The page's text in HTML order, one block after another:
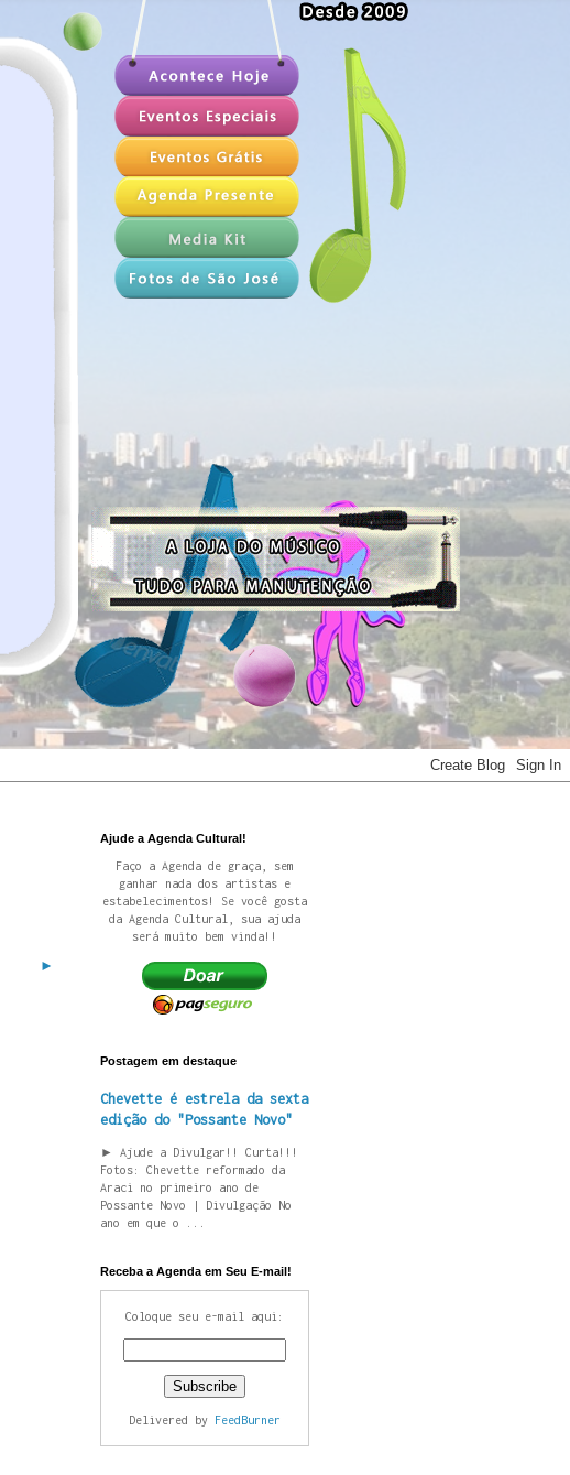
►
Ajude a Agenda Cultural!
Faço a Agenda de graça, sem
ganhar nada dos artistas e
estabelecimentos! Se você gosta
da Agenda Cultural, sua ajuda
será muito bem vinda!!
Postagem em destaque
Chevette é estrela da sexta
edição do "Possante Novo"
► Ajude a Divulgar!! Curta!!!
Fotos: Chevette reformado da
Araci no primeiro ano de
Possante Novo | Divulgação No
ano em que o ...
Receba a Agenda em Seu E-mail!
Coloque seu e-mail aqui:
Delivered by FeedBurner